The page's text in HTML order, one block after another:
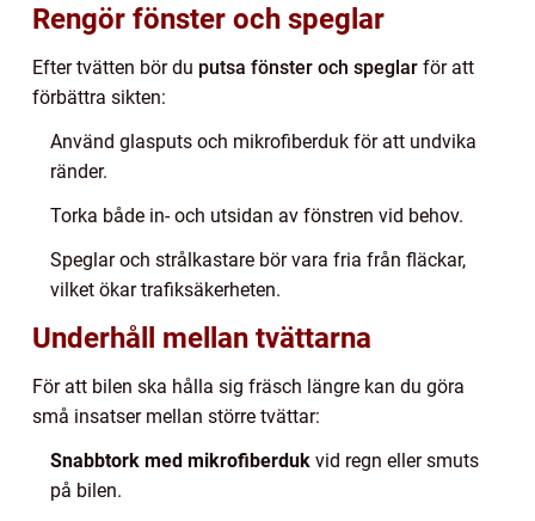
Rengör fönster och speglar
Efter tvätten bör du putsa fönster och speglar för att
förbättra sikten:
Använd glasputs och mikrofiberduk för att undvika
ränder.
Torka både in- och utsidan av fönstren vid behov.
Speglar och strålkastare bör vara fria från fläckar,
vilket ökar trafiksäkerheten.
Underhåll mellan tvättarna
För att bilen ska hålla sig fräsch längre kan du göra
små insatser mellan större tvättar:
Snabbtork med mikrofiberduk vid regn eller smuts
på bilen.